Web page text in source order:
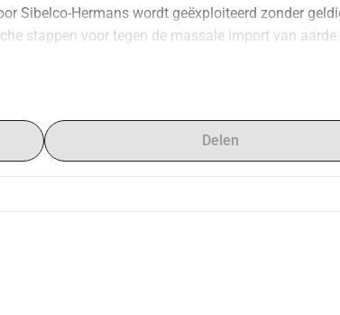
Sibelco-Hermans wordt geëxploiteerd zonder
stappen voor tegen de massale import van aarde
bevinden zich in het dichtbevolkte gebied van
Natura 2000-habitats, vervuiling van
in onze unieke regio te voorkomen.
Delen